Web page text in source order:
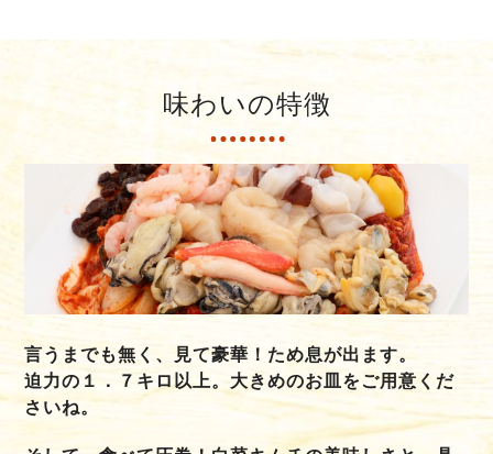
味わいの特徴
言うまでも無く、見て豪華！ため息が出ます。
迫力の１．７キロ以上。大きめのお皿をご用意くだ
さいね。